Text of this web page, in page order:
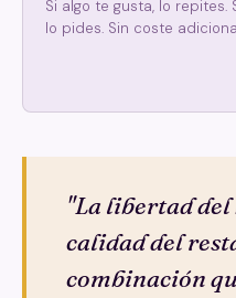
Si algo te gusta, lo
lo pides. Sin coste
"La libertad
calidad del
combinación